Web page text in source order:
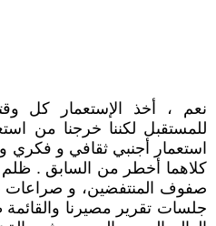
نعم ، أخذ الإستعمار كل
للمستقبل لكننا خرجنا من
استعمار أجنبي ثقافي و فكري
كلاهما أخطر من السابق .
صفوف المنتفضين، و صراعات
جلسات تقرير مصيرنا والقائمة